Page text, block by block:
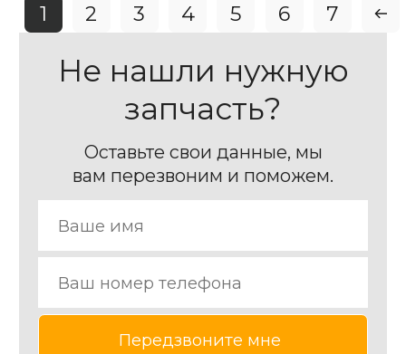
1 2 3 4 5 6 7
Не нашли нужную
запчасть?
Оставьте свои данные, мы
вам перезвоним и поможем.